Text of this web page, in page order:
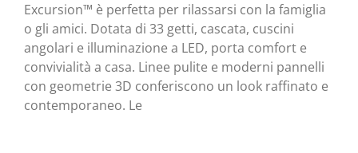
Excursion™ è perfetta per rilassarsi con la famiglia
o gli amici. Dotata di 33 getti, cascata, cuscini
angolari e illuminazione a LED, porta comfort e
convivialità a casa. Linee pulite e moderni pannelli
con geometrie 3D conferiscono un look raffinato e
contemporaneo. Le